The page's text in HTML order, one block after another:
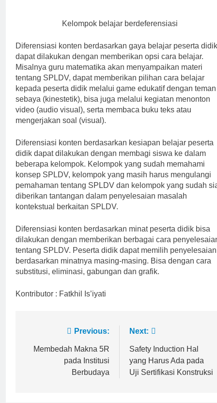
Kelompok belajar berdeferensiasi
Diferensiasi konten berdasarkan gaya belajar peserta didik
dapat dilakukan dengan memberikan opsi cara belajar.
Misalnya guru matematika akan menyampaikan materi
tentang SPLDV, dapat memberikan pilihan cara belajar
kepada peserta didik melalui game edukatif dengan teman
sebaya (kinestetik), bisa juga melalui kegiatan menonton
video (audio visual), serta membaca buku teks atau
mengerjakan soal (visual).
Diferensiasi konten berdasarkan kesiapan belajar peserta
didik dapat dilakukan dengan membagi siswa ke dalam
beberapa kelompok. Kelompok yang sudah memahami
konsep SPLDV, kelompok yang masih harus mengulangi
pemahaman tentang SPLDV dan kelompok yang sudah
diberikan tantangan dalam penyelesaian masalah
kontekstual berkaitan SPLDV.
Diferensiasi konten berdasarkan minat peserta didik bisa
dilakukan dengan memberikan berbagai cara
tentang SPLDV. Peserta didik dapat memilih penyelesaian
berdasarkan minatnya masing-masing. Bisa dengan cara
substitusi, eliminasi, gabungan dan grafik.
Kontributor : Fatkhil Is’iyati
navigation
Previous:
Membedah Makna 5R
pada Institusi
Berbudaya
Next:
Safety Induction Hal
yang Harus Ada pada
Uji Sertifikasi Konstruksi